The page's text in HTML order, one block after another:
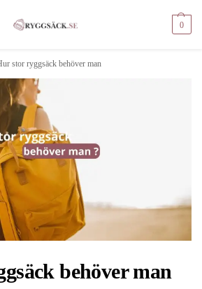
0
stor ryggsäck behöver man
behöver man